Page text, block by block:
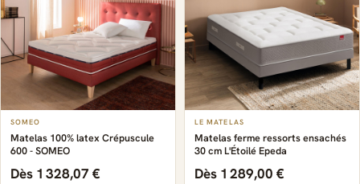
SOMEO
Matelas 100% latex Crépuscule
600 - SOMEO
Dès 1 328,07 €
LE MATELAS
Matelas ferme ressorts ensachés
30 cm L'Étoilé Epeda
Dès 1 289,00 €